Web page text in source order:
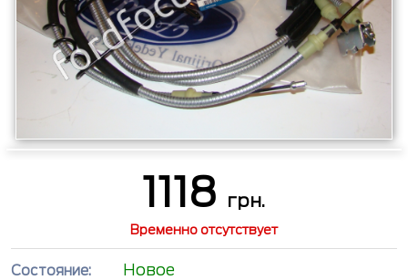
1118 грн.
Временно отсутствует
Состояние: Новое